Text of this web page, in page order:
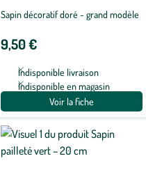
Sapin décoratif doré - grand modèle
9,50 €
Indisponible livraison
Indisponible en magasin
Voir la fiche